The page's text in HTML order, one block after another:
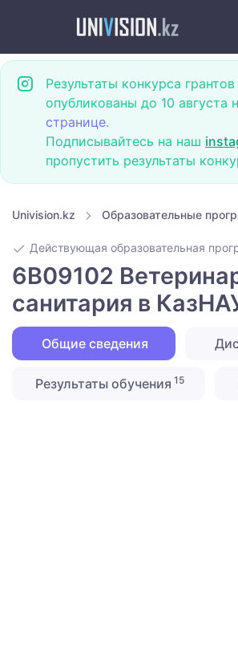
Результаты конкурса грантов
опубликованы до 10 августа
странице.
Подписывайтесь на наш
пропустить результаты
Univision.kz Образовательные
Действующая образовательная
6B09102
санитария в
Общие сведения
Результаты обучения 15